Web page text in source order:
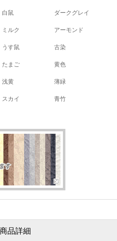
白鼠 ダークグレイ
ミルク アーモンド
うす鼠 古染
たまご 黄色
浅黄 薄緑
スカイ 青竹
商品詳細